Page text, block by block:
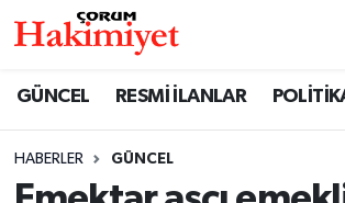
GÜNCEL RESMİ İLANLAR
HABERLER GÜNCEL
SAĞLIK
Nöbetçi Eczaneler
Çorum Namaz Vakitleri